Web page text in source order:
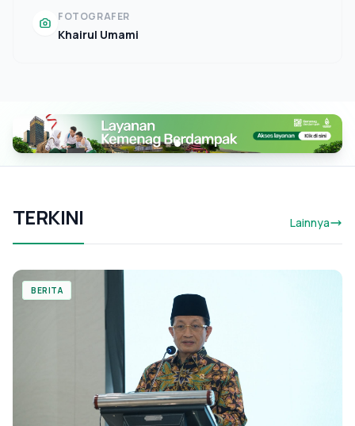
FOTOGRAFER
Khairul Umami
TERKINI Lainnya
BERITA